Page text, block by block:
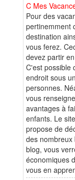
C Mes
Pour des
pertinemment
destination
vous ferez.
devez partir
C'est possible
endroit sous
personnes.
vous
avantages à
enfants. Le
propose de
des nombreux
blog, vous
économiques
vous en